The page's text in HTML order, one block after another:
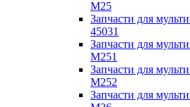
M25
Запчасти для
45031
Запчасти для
M251
Запчасти для
M252
Запчасти для